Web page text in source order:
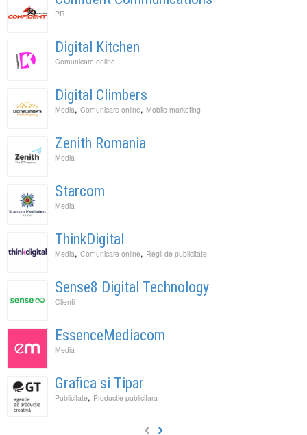
PR
Digital Kitchen
Comunicare online
Digital Climbers
Media, Comunicare online, Mobile marketing
Zenith Romania
Media
Starcom
Media
ThinkDigital
Media, Comunicare online, Regii de publicitate
Sense8 Digital Technology
Clienti
EssenceMediacom
Media
Grafica si Tipar
Publicitate, Productie publicitara